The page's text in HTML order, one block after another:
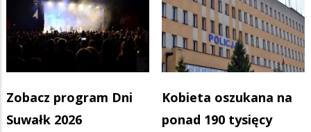
Zobacz program Dni
Suwałk 2026
Kobieta oszukana na
ponad 190 tysięcy